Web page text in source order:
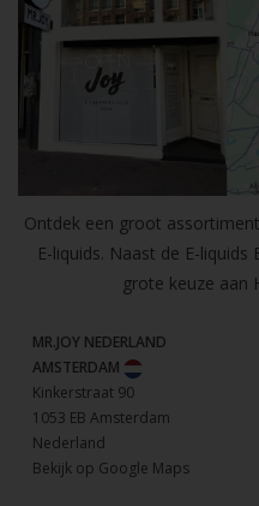
Ontdek een groot
E-liquids. Naast de E-
grote keuze aan
MR.JOY NEDERLAND
AMSTERDAM
Kinkerstraat 90
1053 EB Amsterdam
Nederland
Bekijk op Google Maps